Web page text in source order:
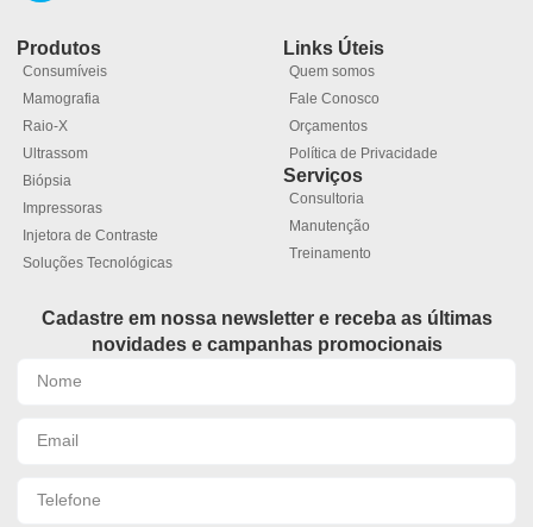
Produtos
Consumíveis
Mamografia
Raio-X
Ultrassom
Biópsia
Impressoras
Injetora de Contraste
Soluções Tecnológicas
Links Úteis
Quem somos
Fale Conosco
Orçamentos
Política de Privacidade
Serviços
Consultoria
Manutenção
Treinamento
Cadastre em nossa newsletter e receba as últimas
novidades e campanhas promocionais